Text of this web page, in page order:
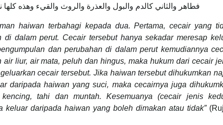
فطاهر والثاني كالدم والبول والعذرة والروث والقيء وهذه
haiwan terbahagi kepada dua. Pertama, cecair yang
dalam perut. Cecair tersebut hanya sekadar meresap
dan perubahan di dalam perut kemudiannya
liur, air mata, peluh dan hingus, maka hukum dari cecair
cecair tersebut. Jika haiwan tersebut dihukumkan
daripada haiwan yang suci, maka cecairnya juga
tahi dan muntah. Kesemuanya (cecair jenis
daripada haiwan yang boleh dimakan atau tidak”